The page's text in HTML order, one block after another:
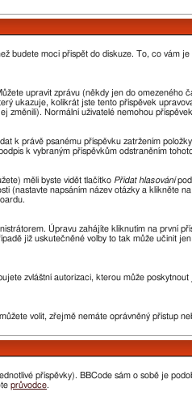
budete moci přispět do diskuze. To, co vám
upravit zprávu (někdy jen do omezeného
ukazuje, kolikrát jste tento příspěvek
Normální uživatelé nemohou
k právě psanému příspěvku zatržením položky
k vybraným příspěvkům odstraněním
měli byste vidět tlačítko Přidat hlasovánípod
(nastavte napsáním název otázky a klikněte na
Úpravu zahájíte kliknutím na první
již uskutečněné volby to tak může učinit
zvláštní autorizaci, kterou může
volit, zřejmě nemáte oprávněný přístup
příspěvky). BBCode sám o sobě je
průvodce.